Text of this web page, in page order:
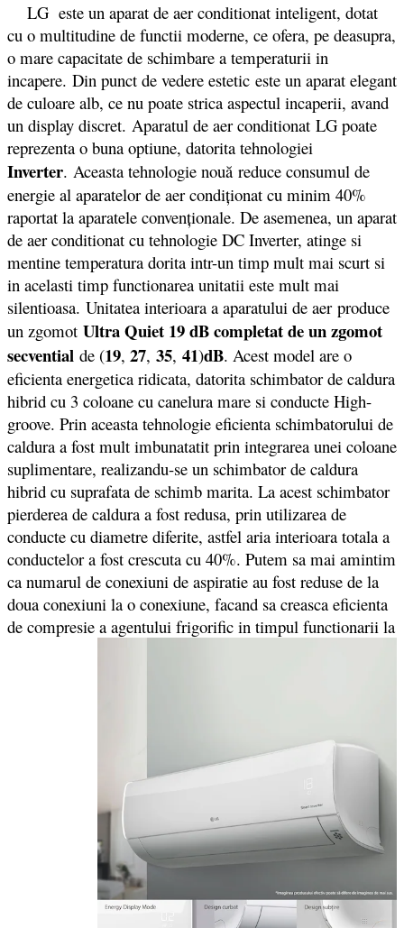
LG este un aparat de aer conditionat inteligent, dotat
cu o multitudine de functii moderne, ce ofera, pe deasupra,
o mare capacitate de schimbare a temperaturii in
incapere. Din punct de vedere estetic este un aparat elegant
de culoare alb, ce nu poate strica aspectul incaperii, avand
un display discret. Aparatul de aer conditionat LG poate
reprezenta o buna optiune, datorita tehnologiei
Inverter. Aceasta tehnologie nouă reduce consumul de
energie al aparatelor de aer condiționat cu minim 40%
raportat la aparatele convenționale. De asemenea, un aparat
de aer conditionat cu tehnologie DC Inverter, atinge si
mentine temperatura dorita intr-un timp mult mai scurt si
in acelasti timp functionarea unitatii este mult mai
silentioasa. Unitatea interioara a aparatului de aer produce
un zgomot Ultra Quiet 19 dB completat de un zgomot
secvential de (19, 27, 35, 41)dB. Acest model are o
eficienta energetica ridicata, datorita schimbator de caldura
hibrid cu 3 coloane cu canelura mare si conducte High-
groove. Prin aceasta tehnologie eficienta schimbatorului de
caldura a fost mult imbunatatit prin integrarea unei coloane
suplimentare, realizandu-se un schimbator de caldura
hibrid cu suprafata de schimb marita. La acest schimbator
pierderea de caldura a fost redusa, prin utilizarea de
conducte cu diametre diferite, astfel aria interioara totala a
conductelor a fost crescuta cu 40%. Putem sa mai amintim
ca numarul de conexiuni de aspiratie au fost reduse de la
doua conexiuni la o conexiune, facand sa creasca eficienta
de compresie a agentului frigorific in timpul functionarii la